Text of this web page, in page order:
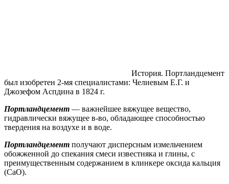
История. Портландцемент
был изобретен 2-мя специалистами: Челиевым Е.Г. и
Джозефом Аспдина в 1824 г.
Портландцемент — важнейшее вяжущее вещество,
гидравлически вяжущее в-во, обладающее способностью
твердения на воздухе и в воде.
Портландцемент получают дисперсным измельчением
обожженной до спекания смеси известняка и глины, с
преимущественным содержанием в клинкере оксида кальция
(CaO).